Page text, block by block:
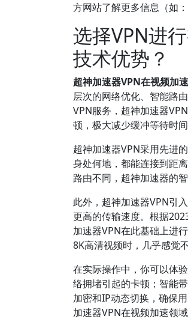
方网站了解更多信息（如：
选择VPN进
技术优势？
超神加速器VPN在视频加
层次的网络优化、智能路
VPN服务，超神加速器
顿，极大减少缓冲等待时间
超神加速器VPN采用先进
身处何地，都能连接到距
路由不同，超神加速器的
此外，超神加速器VPN引
更高的传输速度。根据
加速器VPN在此基础上进
8K高清视频时，几乎感觉
在实际操作中，你可以体
络拥堵引起的卡顿；智能
加密和IP动态切换，确保
加速器VPN在视频加速领域